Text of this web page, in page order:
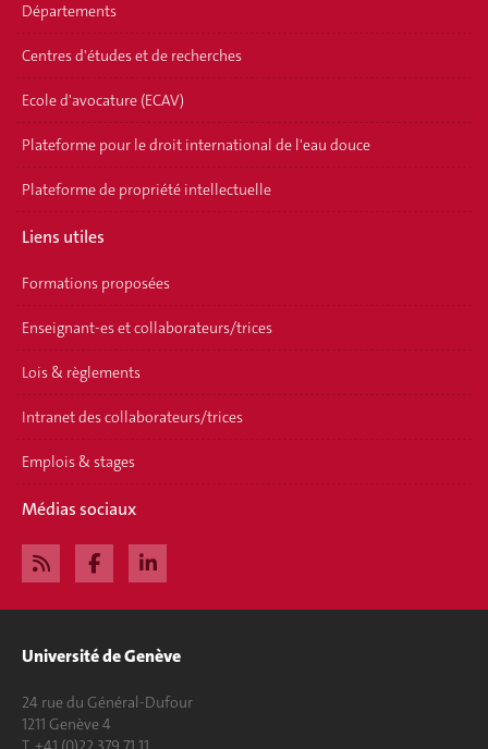
Départements
Centres d'études et de recherches
Ecole d'avocature (ECAV)
Plateforme pour le droit international de l'eau douce
Plateforme de propriété intellectuelle
Liens utiles
Formations proposées
Enseignant-es et collaborateurs/trices
Lois & règlements
Intranet des collaborateurs/trices
Emplois & stages
Médias sociaux
Université de Genève
24 rue du Général-Dufour
1211 Genève 4